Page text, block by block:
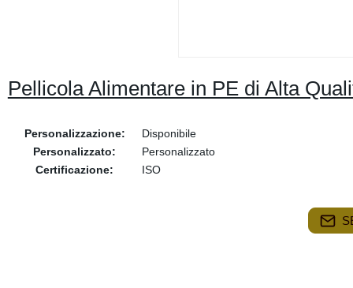
Pellicola Alimentare in PE di Alta
Personalizzazione:
Disponibile
Personalizzato:
Personalizzato
Certificazione:
ISO